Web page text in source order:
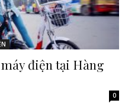
điện tại Hàng
0